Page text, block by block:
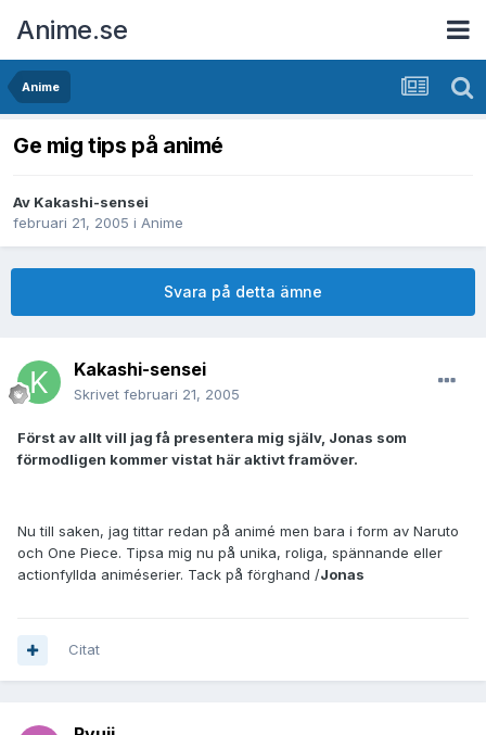
Anime.se
Anime
Ge mig tips på animé
Av Kakashi-sensei
februari 21, 2005 i Anime
Svara på detta ämne
Kakashi-sensei
Skrivet februari 21, 2005
Först av allt vill jag få presentera mig själv, Jonas som
förmodligen kommer vistat här aktivt framöver.
Nu till saken, jag tittar redan på animé men bara i form av Naruto
och One Piece. Tipsa mig nu på unika, roliga, spännande eller
actionfyllda animéserier. Tack på förghand /Jonas
Citat